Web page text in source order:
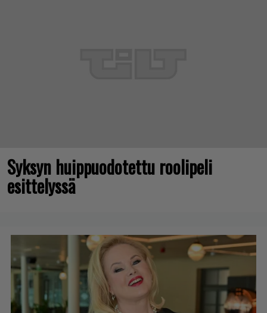
Syksyn huippuodotettu roolipeli
esittelyssä